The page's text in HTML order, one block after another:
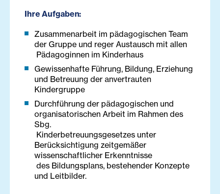
Ihre Aufgaben:
Zusammenarbeit im pädagogischen Team
der Gruppe und reger Austausch mit allen
Pädagoginnen im Kinderhaus
Gewissenhafte Führung, Bildung, Erziehung
und Betreuung der anvertrauten
Kindergruppe
Durchführung der pädagogischen und
organisatorischen Arbeit im Rahmen des
Sbg.
Kinderbetreuungsgesetzes unter
Berücksichtigung zeitgemäßer
wissenschaftlicher Erkenntnisse
des Bildungsplans, bestehender Konzepte
und Leitbilder.